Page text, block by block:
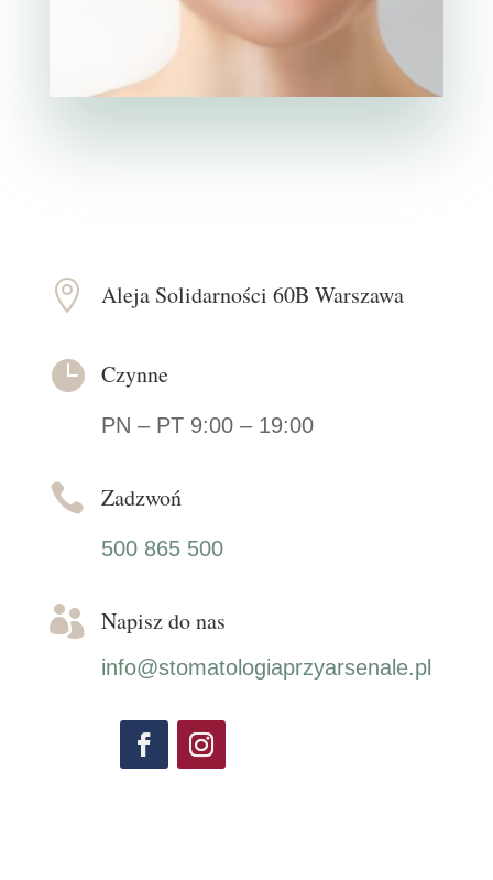
 Aleja Solidarności 60B Warszawa
 Czynne
PN – PT 9:00 – 19:00
 Zadzwoń
500 865 500
 Napisz do nas
info@stomatologiaprzyarsenale.pl